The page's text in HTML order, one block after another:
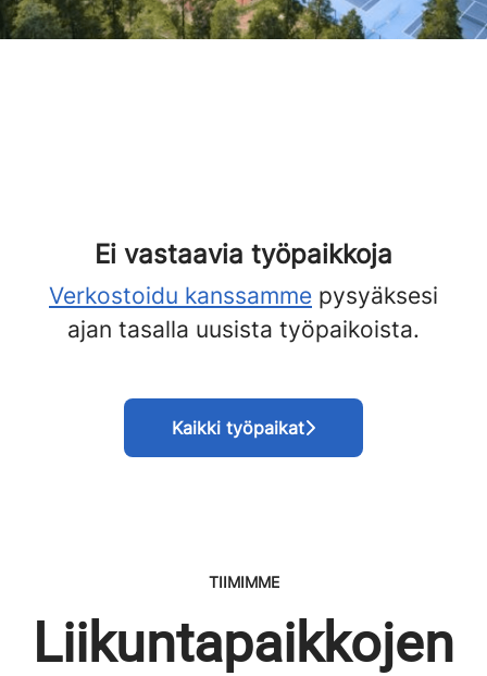
Ei vastaavia työpaikkoja
Verkostoidu kanssamme pysyäksesi
ajan tasalla uusista työpaikoista.
Kaikki työpaikat
TIIMIMME
Liikuntapaikkojen